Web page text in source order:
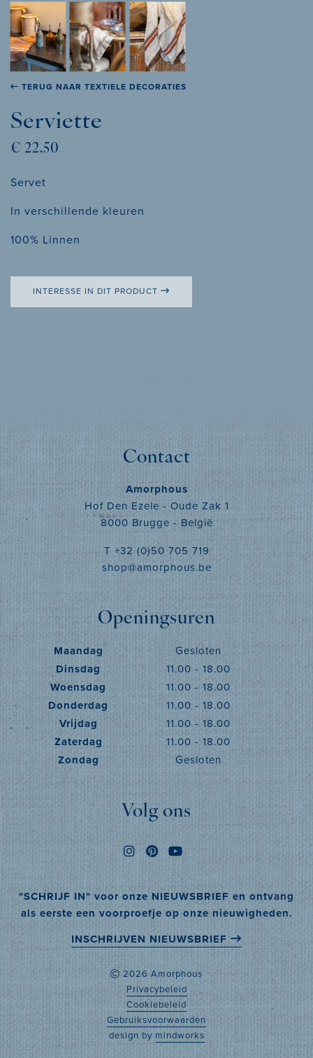
TERUG NAAR TEXTIELE DECORATIES
Serviette
€ 22,50
Servet
In verschillende kleuren
100% Linnen
INTERESSE IN DIT PRODUCT
Contact
Amorphous
Hof Den Ezele - Oude Zak 1
8000 Brugge - België
T +32 (0)50 705 719
shop@amorphous.be
Openingsuren
Maandag
Gesloten
Dinsdag
11.00 - 18.00
Woensdag
11.00 - 18.00
Donderdag
11.00 - 18.00
Vrijdag
11.00 - 18.00
Zaterdag
11.00 - 18.00
Zondag
Gesloten
Volg ons
"SCHRIJF IN" voor onze NIEUWSBRIEF en ontvang
als eerste een voorproefje op onze nieuwigheden.
INSCHRIJVEN NIEUWSBRIEF
2026 Amorphous
Privacybeleid
Cookiebeleid
Gebruiksvoorwaarden
design by mindworks